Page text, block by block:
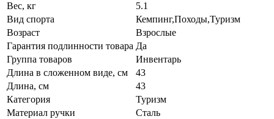
Вес, кг
5.1
Вид спорта
Кемпинг,Походы,Туризм
Возраст
Взрослые
Гарантия подлинности товара Да
Группа товаров
Инвентарь
Длина в сложенном виде, см
43
Длина, см
43
Категория
Туризм
Материал ручки
Сталь